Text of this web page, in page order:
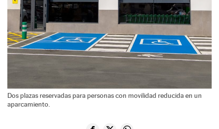
Dos plazas reservadas para personas con movilidad reducida en un
aparcamiento.